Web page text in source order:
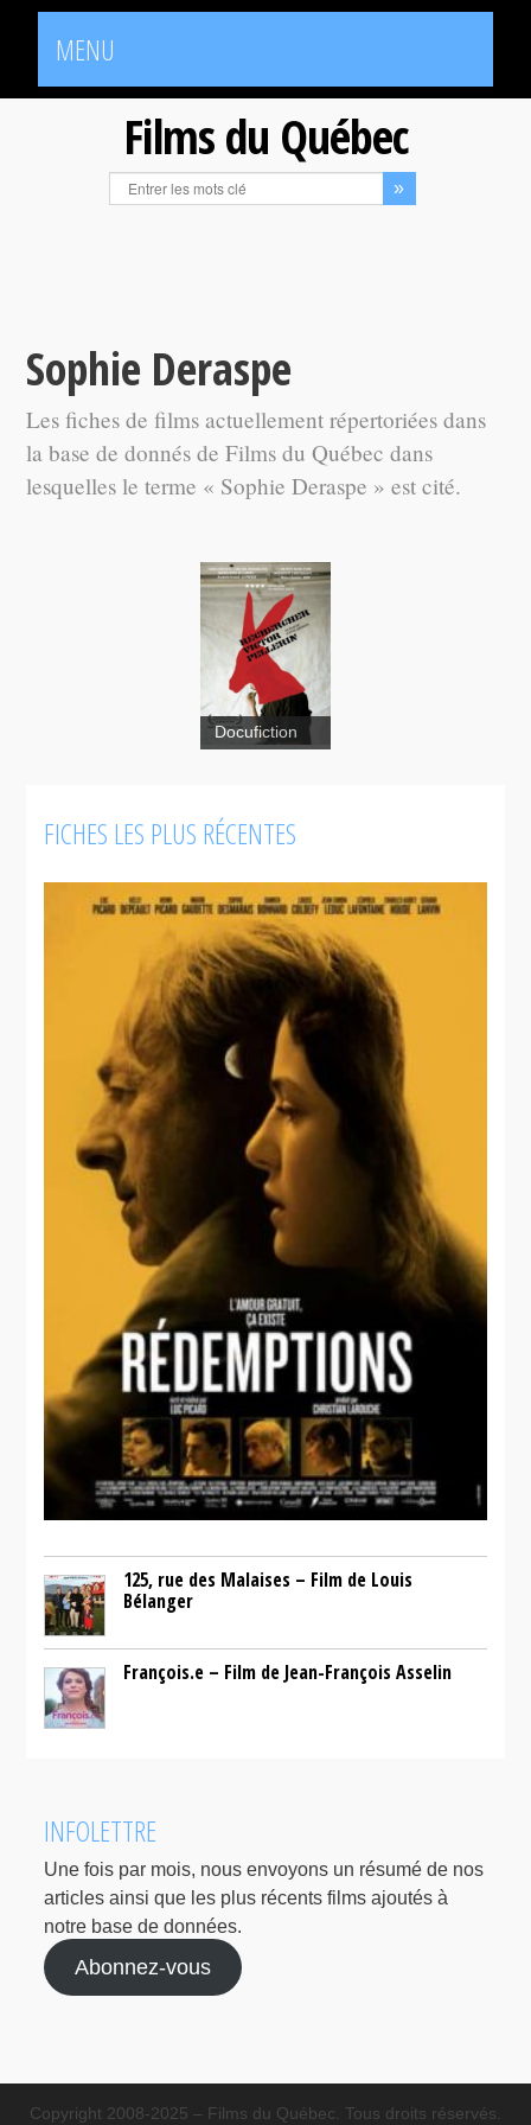
MENU
Films du Québec
Sophie Deraspe
Les fiches de films actuellement répertoriées dans
la base de donnés de Films du Québec dans
lesquelles le terme « Sophie Deraspe » est cité.
Pellerin
Docufiction
FICHES LES PLUS RÉCENTES
125, rue des Malaises – Film de Louis
Bélanger
François.e – Film de Jean-François Asselin
INFOLETTRE
Une fois par mois, nous envoyons un résumé de nos
articles ainsi que les plus récents films ajoutés à
notre base de données.
Abonnez-vous
Copyright 2008-2025 – Films du Québec. Tous droits réservés.